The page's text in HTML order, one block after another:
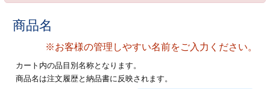
ックカード印刷
業ツール印刷
ィ・販促グッズ
方法
/送料について
ックカード名刺
ムカード
印刷
加工指示ガイド
ックカード
ード印刷
刷
り
プル請求
24
25
2026年 9月
月
火 水 木 金
土
商品名
※お客様の管理しやすい名前をご入力ください。
カート内の品目別名称となります。
商品名は注文履歴と納品書に反映されます。